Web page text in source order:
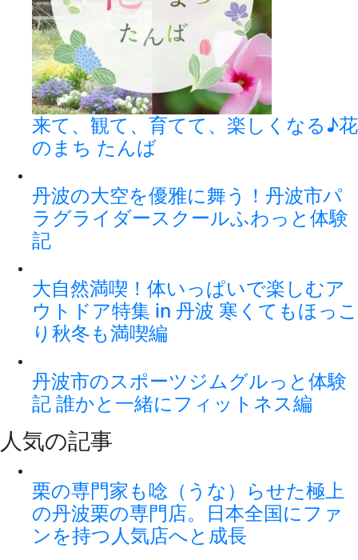
来て、観て、育てて、楽しくなる♪花
のまち たんば
丹波の大空を優雅に舞う！丹波市パ
ラグライダースクールふわっと体験
記
大自然満喫！体いっぱいで楽しむア
ウトドア特集 in 丹波 寒くてもほっこ
り秋冬も満喫編
丹波市のスポーツジムグルっと体験
記 誰かと一緒にフィットネス編
人気の記事
栗の専門家も唸（うな）らせた極上
の丹波栗の専門店。日本全国にファ
ンを持つ人気店へと成長